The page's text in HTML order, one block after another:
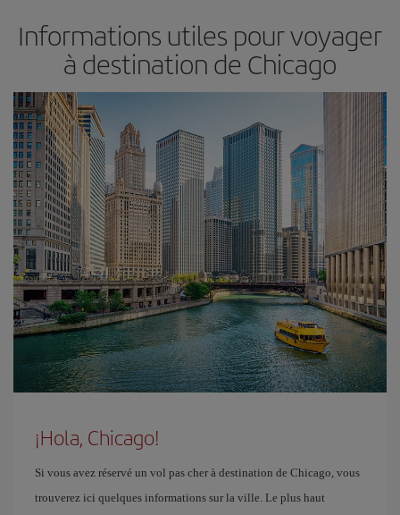
Informations utiles pour voyager
à destination de Chicago
¡Hola, Chicago!
Si vous avez réservé un vol pas cher à destination de Chicago, vous
trouverez ici quelques informations sur la ville. Le plus haut